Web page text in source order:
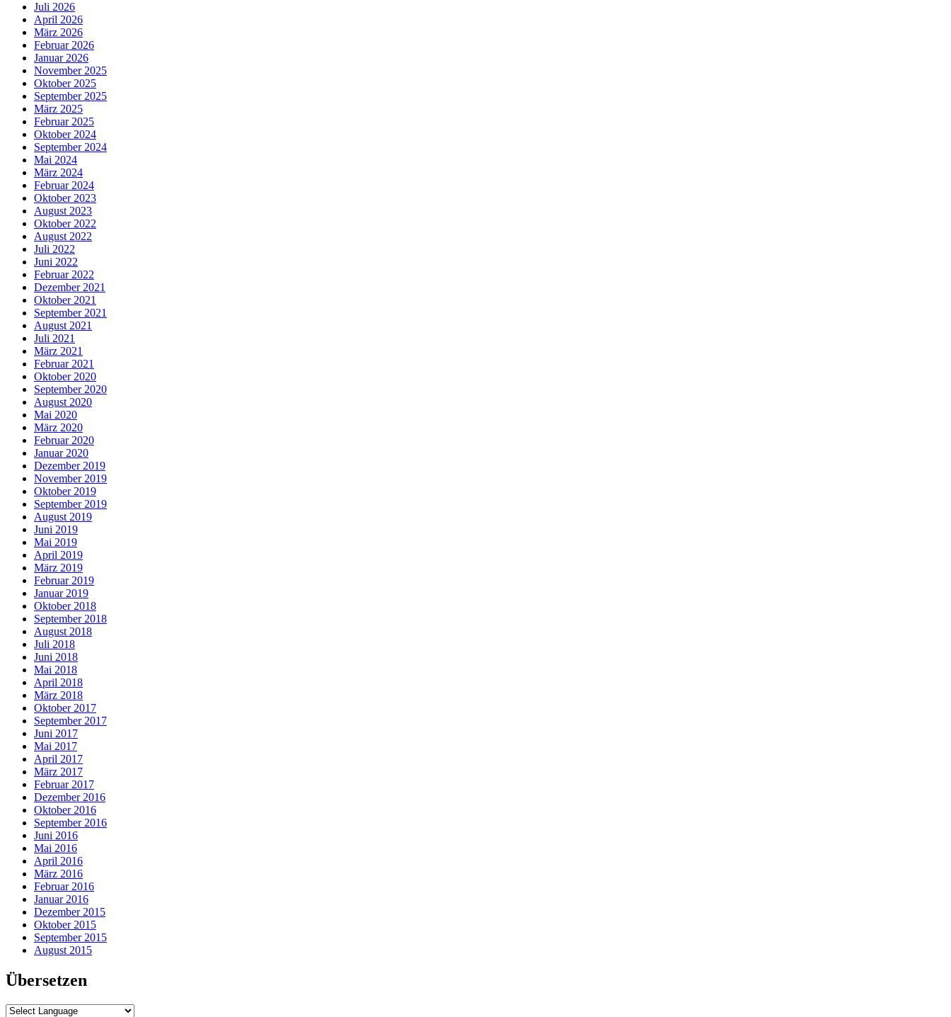
Juli 2026
April 2026
März 2026
Februar 2026
Januar 2026
November 2025
Oktober 2025
September 2025
März 2025
Februar 2025
Oktober 2024
September 2024
Mai 2024
März 2024
Februar 2024
Oktober 2023
August 2023
Oktober 2022
August 2022
Juli 2022
Juni 2022
Februar 2022
Dezember 2021
Oktober 2021
September 2021
August 2021
Juli 2021
März 2021
Februar 2021
Oktober 2020
September 2020
August 2020
Mai 2020
März 2020
Februar 2020
Januar 2020
Dezember 2019
November 2019
Oktober 2019
September 2019
August 2019
Juni 2019
Mai 2019
April 2019
März 2019
Februar 2019
Januar 2019
Oktober 2018
September 2018
August 2018
Juli 2018
Juni 2018
Mai 2018
April 2018
März 2018
Oktober 2017
September 2017
Juni 2017
Mai 2017
April 2017
März 2017
Februar 2017
Dezember 2016
Oktober 2016
September 2016
Juni 2016
Mai 2016
April 2016
März 2016
Februar 2016
Januar 2016
Dezember 2015
Oktober 2015
September 2015
August 2015
Übersetzen